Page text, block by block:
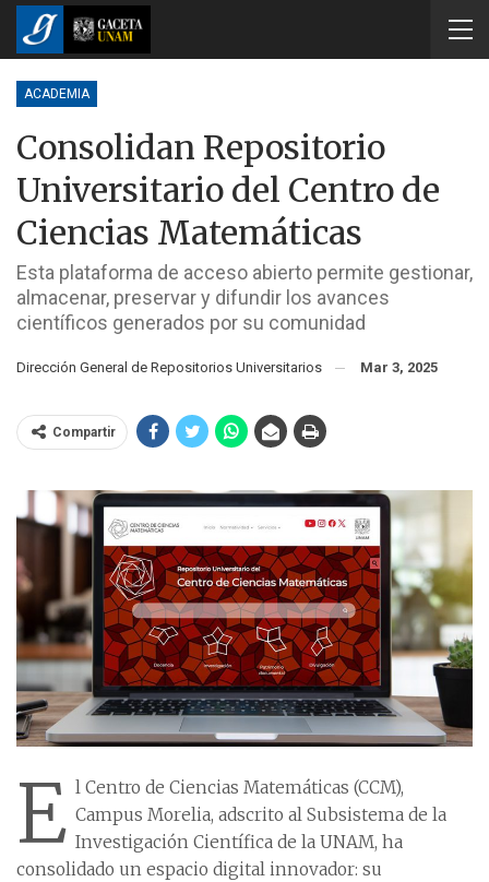
ACADEMIA
Consolidan Repositorio
Universitario del Centro de
Ciencias Matemáticas
Esta plataforma de acceso abierto permite gestionar,
almacenar, preservar y difundir los avances
científicos generados por su comunidad
Dirección General de Repositorios Universitarios Mar 3, 2025
Compartir
E l Centro de Ciencias Matemáticas (CCM),
Campus Morelia, adscrito al Subsistema de la
Investigación Científica de la UNAM, ha
consolidado un espacio digital innovador: su